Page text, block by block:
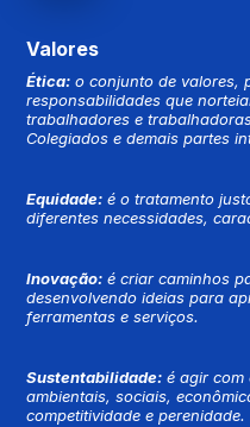
Valores
Ética: o conjunto de valores,
responsabilidades que
trabalhadores e
Colegiados e demais partes
Equidade: é o tratamento
diferentes necessidades,
Inovação: é criar caminhos
desenvolvendo ideias para
ferramentas e serviços.
Sustentabilidade: é agir com
ambientais, sociais,
competitividade e perenidade.